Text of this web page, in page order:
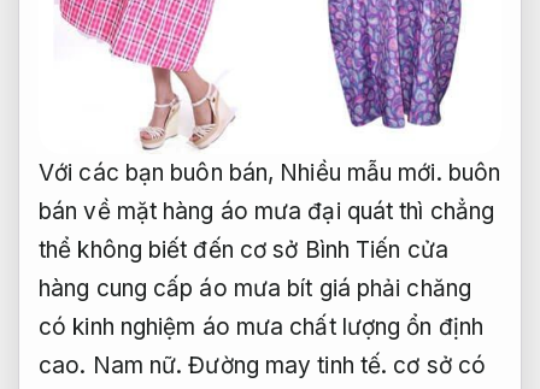
Với các bạn buôn bán, Nhiều mẫu mới. buôn
bán về mặt hàng áo mưa đại quát thì chẳng
thể không biết đến cơ sở Bình Tiến cửa
hàng cung cấp áo mưa bít giá phải chăng
có kinh nghiệm áo mưa chất lượng ổn định
cao. Nam nữ. Đường may tinh tế. cơ sở có